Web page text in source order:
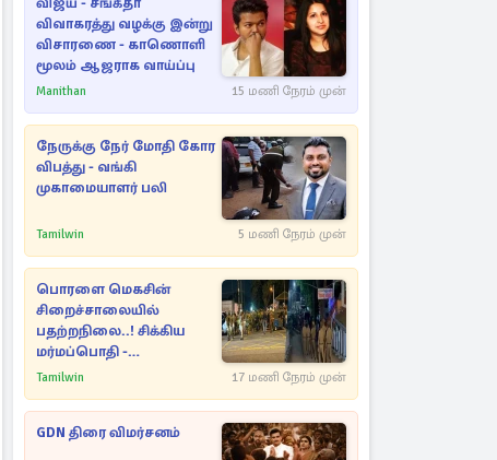
விவாகரத்து வழக்கு இன்று
விசாரணை - காணொளி
மூலம் ஆஜராக வாய்ப்பு
Manithan 15 மணி நேரம் முன்
நேருக்கு நேர் மோதி கோர
விபத்து - வங்கி
முகாமையாளர் பலி
Tamilwin 5 மணி நேரம் முன்
பொரளை மெகசின்
சிறைச்சாலையில்
பதற்றநிலை..! சிக்கிய
மர்மப்பொதி -
பின்னணியில் வெளியான
Tamilwin 17 மணி நேரம் முன்
GDN திரை விமர்சனம்